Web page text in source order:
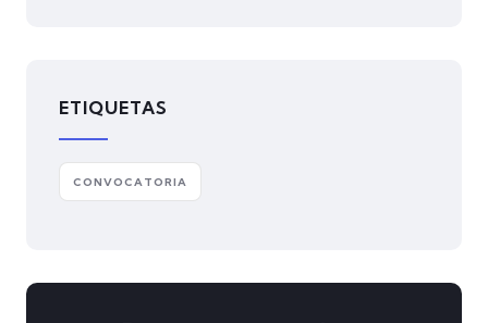
ETIQUETAS
CONVOCATORIA